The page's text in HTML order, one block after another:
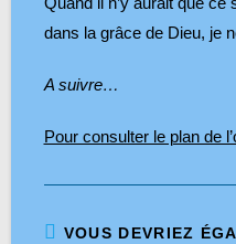
dans la grâce de Dieu, je
A suivre…
Pour consulter le plan de
VOUS DEVRIEZ